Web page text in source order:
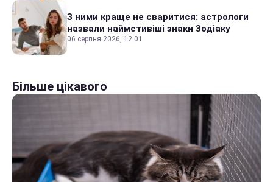
З ними краще не сваритися: астрологи
назвали наймстивіші знаки Зодіаку
06 серпня 2026, 12:01
Більше цікавого